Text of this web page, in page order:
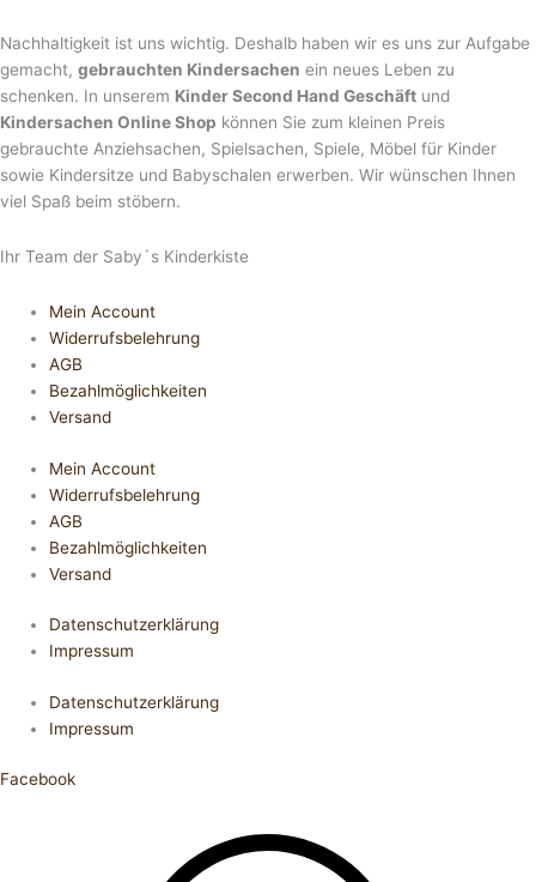
Nachhaltigkeit ist uns wichtig. Deshalb haben wir es uns zur Aufgabe
gemacht, gebrauchten Kindersachen ein neues Leben zu
schenken. In unserem Kinder Second Hand Geschäft und
Kindersachen Online Shop können Sie zum kleinen Preis
gebrauchte Anziehsachen, Spiel­sachen, Spiele, Möbel für Kinder
sowie Kindersitze und Babyschalen erwerben. Wir wünschen Ihnen
viel Spaß beim stöbern.
Ihr Team der Saby´s Kinderkiste
Mein Account
Widerrufsbelehrung
AGB
Bezahlmöglichkeiten
Versand
Mein Account
Widerrufsbelehrung
AGB
Bezahlmöglichkeiten
Versand
Datenschutzerklärung
Impressum
Datenschutzerklärung
Impressum
Facebook